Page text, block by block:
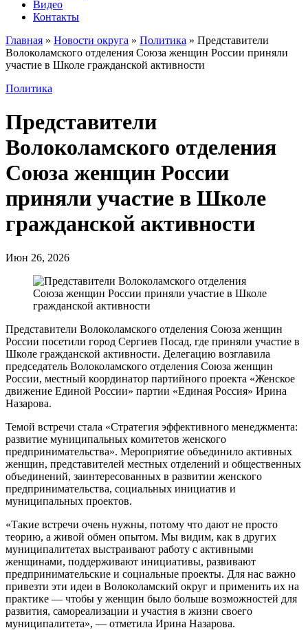
Видео
Контакты
Главная » Новости округа » Политика » Представители
Волоколамского отделения Союза женщин России приняли
участие в Школе гражданской активности
Политика
Представители
Волоколамского отделения
Союза женщин России
приняли участие в Школе
гражданской активности
Июн 26, 2026
Представители Волоколамского отделения Союза женщин
России посетили город Сергиев Посад, где приняли участие в
Школе гражданской активности. Делегацию возглавила
председатель Волоколамского отделения Союза женщин
России, местный координатор партийного проекта «Женское
движение Единой России» партии «Единая Россия» Ирина
Назарова.
Темой встречи стала «Стратегия эффективного менеджмента:
развитие муниципальных комитетов женского
предпринимательства». Мероприятие объединило активных
женщин, представителей местных отделений и общественных
объединений, заинтересованных в развитии женского
предпринимательства, социальных инициатив и
муниципальных проектов.
«Такие встречи очень нужны, потому что дают не просто
теорию, а живой обмен опытом. Мы видим, как в других
муниципалитетах выстраивают работу с активными
женщинами, поддерживают инициативы, развивают
предпринимательские и социальные проекты. Для нас важно
привезти эти идеи в Волоколамский округ и применить их на
практике — чтобы у женщин было больше возможностей для
развития, самореализации и участия в жизни своего
муниципалитета», — отметила Ирина Назарова.